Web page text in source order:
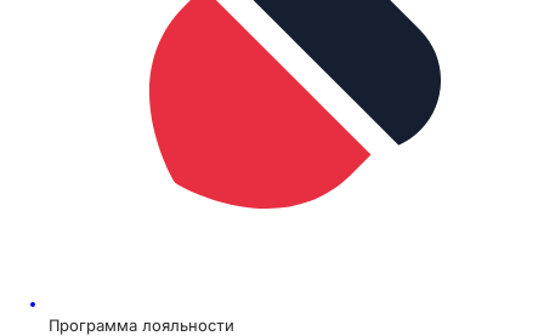
Программа лояльности